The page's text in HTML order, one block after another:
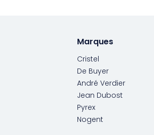
Marques
Cristel
De Buyer
André Verdier
Jean Dubost
Pyrex
Nogent